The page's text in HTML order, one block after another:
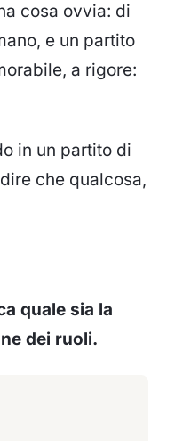
cosa ovvia: di
e un partito
a rigore:
in un partito di
che qualcosa,
quale sia la
dei ruoli.